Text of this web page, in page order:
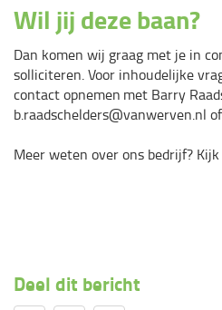
Wil jij deze baan?
Dan komen wij graag met je in
solliciteren. Voor inhoudelijke
contact opnemen met Barry
b.raadschelders@vanwerven.nl
Meer weten over ons bedrijf?
Deel dit bericht